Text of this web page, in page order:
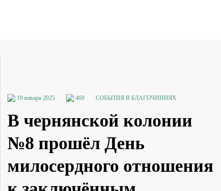
19 января 2025 469 СОБЫТИЯ В БЛАГОЧИНИЯХ
В чернянской колонии
№8 прошёл День
милосердного отношения